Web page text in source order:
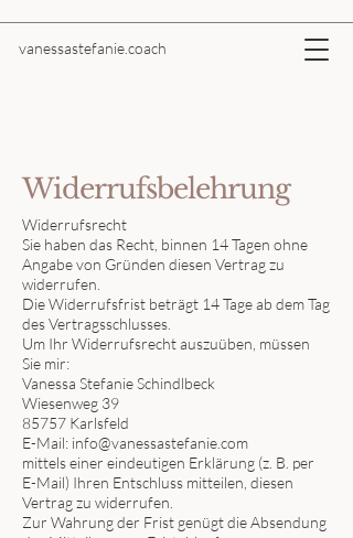
vanessastefanie.coach
Widerrufsbelehrung
Widerrufsrecht
Sie haben das Recht, binnen 14 Tagen ohne
Angabe von Gründen diesen Vertrag zu
widerrufen.
Die Widerrufsfrist beträgt 14 Tage ab dem Tag
des Vertragsschlusses.
Um Ihr Widerrufsrecht auszuüben, müssen
Sie mir:
Vanessa Stefanie Schindlbeck
Wiesenweg 39
85757 Karlsfeld
E-Mail: info@vanessastefanie.com
mittels einer eindeutigen Erklärung (z. B. per
E-Mail) Ihren Entschluss mitteilen, diesen
Vertrag zu widerrufen.
Zur Wahrung der Frist genügt die Absendung